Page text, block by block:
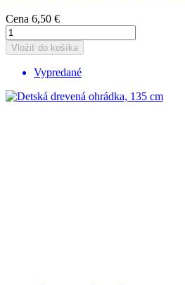
Cena 6,50 €
Vložiť do košíka
Vypredané